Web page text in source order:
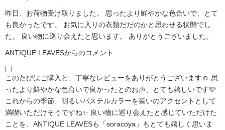
昨日、お荷物受け取りました。 思ったより鮮やかな色合いで、とて
も良かったです。 お気に入りの衣類だだのかと思わせる状態でし
た。 良い物に巡り会えたと思います。 ありがとうございました。
ANTIQUE LEAVESからのコメント
このたびはご購入と、丁寧なレビューをありがとうございます☺️ 思
ったより鮮やかな色合いで良かったとのお声、とても嬉しいです🩷
これからの季節、明るいパステルカラーを装いのアクセントとして
満喫いただけそうですね✨ 良い物に巡り会えたと感じていただけた
ことを、ANTIQUE LEAVESも「soracoya」もとても嬉しく思いま